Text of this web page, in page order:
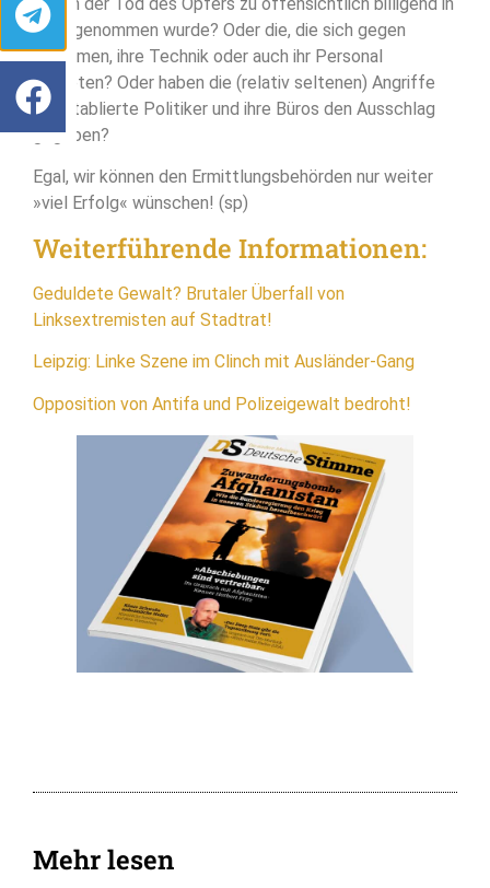
Kauf genommen wurde? Oder die, die sich gegen
Baufirmen, ihre Technik oder auch ihr Personal
richteten? Oder haben die (relativ seltenen) Angriffe
auf etablierte Politiker und ihre Büros den Ausschlag
gegeben?
Egal, wir können den Ermittlungsbehörden nur weiter
»viel Erfolg« wünschen! (sp)
Weiterführende Informationen:
Geduldete Gewalt? Brutaler Überfall von
Linksextremisten auf Stadtrat!
Leipzig: Linke Szene im Clinch mit Ausländer-Gang
Opposition von Antifa und Polizeigewalt bedroht!
Mehr lesen